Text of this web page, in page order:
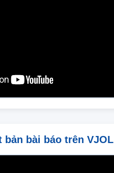
bản bài báo trên VJOL